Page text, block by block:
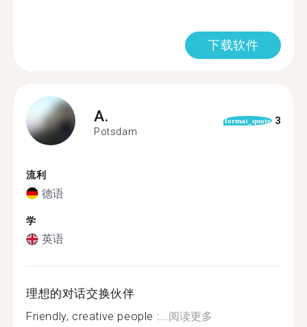
下载软件
A.
Potsdam
format_quote 3
流利
德语
学
英语
理想的对话交换伙伴
Friendly, creative people :...阅读更多